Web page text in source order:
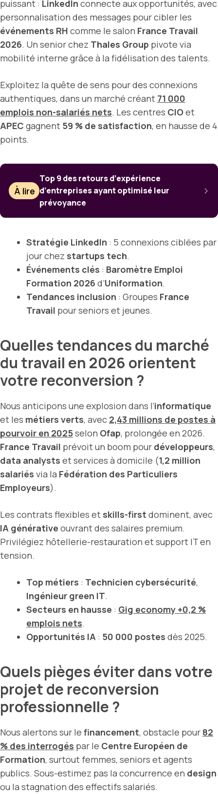
puissant : LinkedIn connecte aux opportunités, avec
personnalisation des messages pour cibler les
événements RH comme le salon France Travail
2026. Un senior chez Thales Group pivote via
mobilité interne grâce à la fidélisation des talents.
Exploitez la quête de sens pour des connexions
authentiques, dans un marché créant 71 000
emplois non-salariés nets. Les centres CIOet
APEC gagnent 59 % de satisfaction, en hausse de 4
points.
À lire
Top 9 des retours d’expérience
d’entreprises ayant optimisé leur
prévoyance
Stratégie LinkedIn : 5 connexions ciblées par
jour chez startups tech.
Événements clés : Baromètre Emploi
Formation 2026 d’Uniformation.
Tendances inclusion : Groupes France
Travail pour seniors et jeunes.
Quelles tendances du marché
du travail en 2026 orientent
votre reconversion ?
Nous anticipons une explosion dans l’informatique
et les métiers verts, avec 2,43 millions de postes à
pourvoir en 2025selon Ofap, prolongée en 2026.
France Travail prévoit un boom pour développeurs,
data analysts et services à domicile (1,2 million
salariés via la Fédération des Particuliers
Employeurs).
Les contrats flexibles et skills-first dominent, avec
IA générative ouvrant des salaires premium.
Privilégiez hôtellerie-restauration et support IT en
tension.
Top métiers : Technicien cybersécurité,
Ingénieur green IT.
Secteurs en hausse : Gig economy +0,2 %
emplois nets.
Opportunités IA : 50 000 postes dès 2025.
Quels pièges éviter dans votre
projet de reconversion
professionnelle ?
Nous alertons sur le financement, obstacle pour 82
% des interrogés par le Centre Européen de
Formation, surtout femmes, seniors et agents
publics. Sous-estimez pas la concurrence en design
ou la stagnation des effectifs salariés.